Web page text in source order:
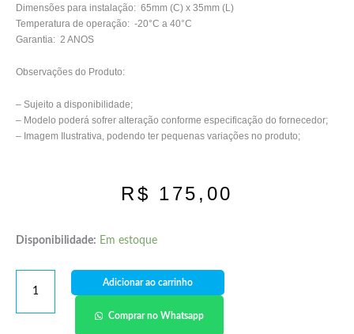
Dimensões para instalação: 65mm (C) x 35mm (L)
Temperatura de operação: -20°C a 40°C
Garantia: 2 ANOS
Observações do Produto:
– Sujeito a disponibilidade;
– Modelo poderá sofrer alteração conforme especificação do fornecedor;
– Imagem Ilustrativa, podendo ter pequenas variações no produto;
R$ 175,00
Disponibilidade: Em estoque
Adicionar ao carrinho
Comprar no Whatsapp